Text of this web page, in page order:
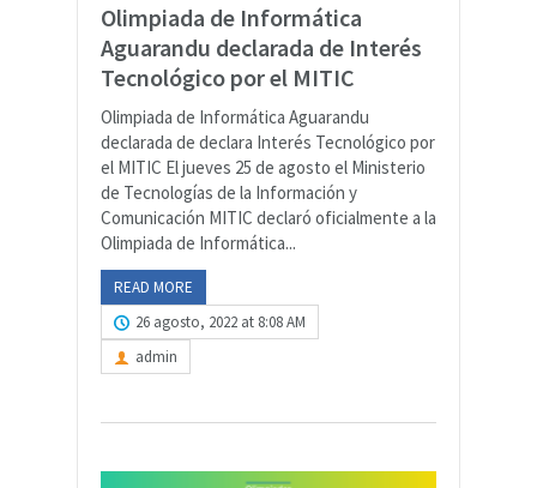
Olimpiada de Informática
Aguarandu declarada de Interés
Tecnológico por el MITIC
Olimpiada de Informática Aguarandu
declarada de declara Interés Tecnológico por
el MITIC El jueves 25 de agosto el Ministerio
de Tecnologías de la Información y
Comunicación MITIC declaró oficialmente a la
Olimpiada de Informática...
READ MORE
26 agosto, 2022 at 8:08 AM
admin